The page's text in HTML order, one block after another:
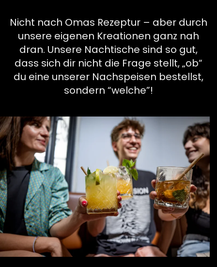
Nicht nach Omas Rezeptur – aber durch
unsere eigenen Kreationen ganz nah
dran. Unsere Nachtische sind so gut,
dass sich dir nicht die Frage stellt, „ob“
du eine unserer Nachspeisen bestellst,
sondern “welche”!